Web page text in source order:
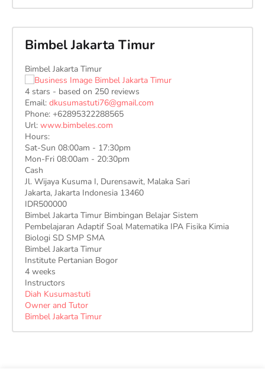
Bimbel Jakarta Timur
Bimbel Jakarta Timur
4stars - based on 250reviews
Email: dkusumastuti76@gmail.com
Phone: +62895322288565
Url: www.bimbeles.com
Hours:
Sat-Sun 08:00am - 17:30pm
Mon-Fri 08:00am - 20:30pm
Cash
Jl. Wijaya Kusuma I, Durensawit, Malaka Sari
Jakarta, Jakarta Indonesia 13460
IDR500000
Bimbel Jakarta Timur Bimbingan Belajar Sistem
Pembelajaran Adaptif Soal Matematika IPA Fisika Kimia
Biologi SD SMP SMA
Bimbel Jakarta Timur
Institute Pertanian Bogor
4 weeks
Instructors
Diah Kusumastuti
Owner and Tutor
Bimbel Jakarta Timur